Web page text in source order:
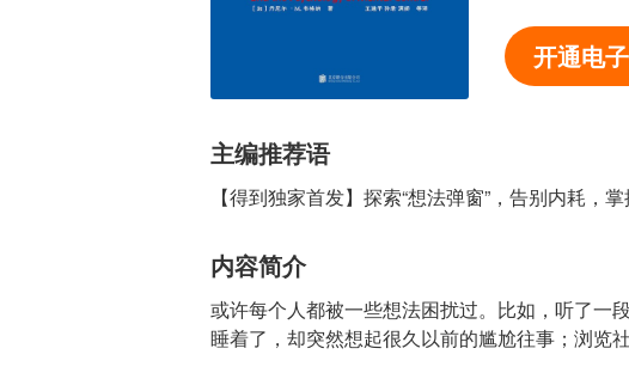
开通电
主编推荐语
【得到独家首发】探索“想法弹窗”，告别内耗，掌
内容简介
或许每个人都被一些想法困扰过。比如，听了一
睡着了，却突然想起很久以前的尴尬往事；浏览